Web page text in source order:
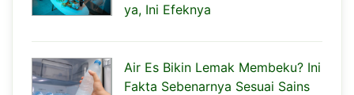
ya, Ini Efeknya
Air Es Bikin Lemak Membeku? Ini
Fakta Sebenarnya Sesuai Sains